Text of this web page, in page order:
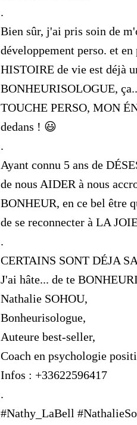
.
Bien sûr, j'ai pris soin de
développement perso. et
HISTOIRE de vie est déjà
BONHEURISOLOGUE,
TOUCHE PERSO, MON
dedans ! 😃
.
Ayant connu 5 ans de
de nous AIDER à nous
BONHEUR, en ce bel être
de se reconnecter à LA
.
CERTAINS SONT DÉJA
J'ai hâte... de te
Nathalie SOHOU,
Bonheurisologue,
Auteure best-seller,
Coach en psychologie
Infos : +33622596417
.
#Nathy_LaBell